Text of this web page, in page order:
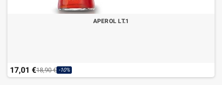
APEROL LT.1
17,01 €18,90 € -10%